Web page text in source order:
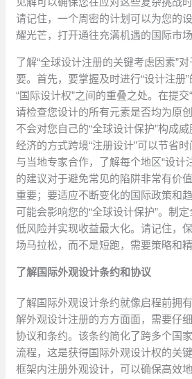
请记住，一个周密的计划可以为您的
耀光芒，打开通往充满机遇的国际市场
了解“全球设计注册的关键考虑因素”
要。首先，要掌握及时进行“设计注册
“国际设计权”之间的重叠之处。在提交
请检查您设计的所有元素是否均为原
不会对您自己的“全球设计保护”构成
经济的方式跨境“注册设计”可以节省
与当地专家合作，了解每个地区“设计
的建议对于避免常见的陷阱非常有价
重要；要适应不断变化的国际政策和
可能会影响您的“全球设计保护”。制
低风险并实现收益最大化。请记住，
场马拉松，而不是短跑，需要策略和精
了解国际外观设计条约和协议
了解国际外观设计条约就像启程前拥
解外观设计注册的方方面面，需要仔
协议和条约。该条约简化了跨多个国
流程，这是获得国际外观设计权的关
框架内注册外观设计，可以确保高效